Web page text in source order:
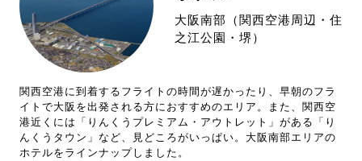
大阪南部（関西空港周辺・住
之江公園・堺）
関西空港に到着するフライトの時間が遅かったり、早朝のフラ
イトで大阪を出発される方におすすめのエリア。また、関西空
港近くには「りんくうプレミアム・アウトレット」がある「り
んくうタウン」など、見どころがいっぱい。大阪南部エリアの
ホテルをラインナップしました。